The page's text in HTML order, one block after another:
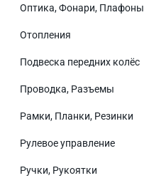
Оптика, Фонари, Плафоны
Отопления
Подвеска передних колёс
Проводка, Разъемы
Рамки, Планки, Резинки
Рулевое управление
Ручки, Рукоятки